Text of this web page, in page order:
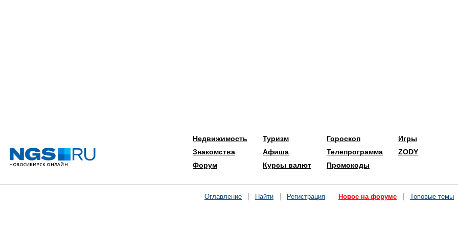
Недвижимость
Знакомства
Форум
Туризм
Афиша
Курсы валют
Гороскоп
Телепрограмма
Промокоды
Игры
ZODY
Оглавление Найти Регистрация Новое на форуме Топовые темы